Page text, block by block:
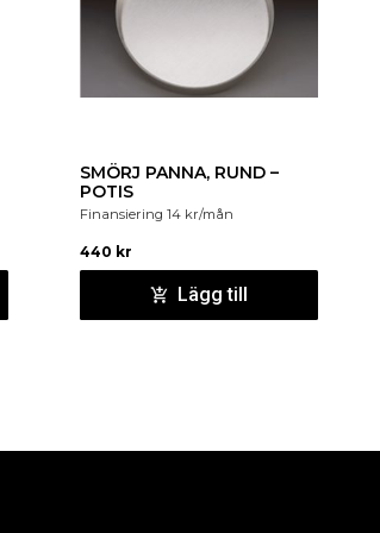
SMÖRJ PANNA, RUND –
POTIS
Finansiering 14 kr/mån
440 kr
Lägg till